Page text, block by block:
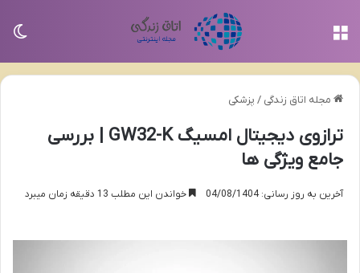
مجله اتاق زندگی / پزشکی
ترازوی دیجیتال امسیگ GW32-K | بررسی
جامع ویژگی ها
آخرین به روز رسانی: 04/08/1404 خواندن این مطلب 13 دقیقه زمان میبرد